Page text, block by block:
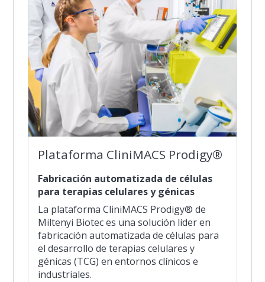
Plataforma CliniMACS Prodigy®
Fabricación automatizada de células
para terapias celulares y génicas
La plataforma CliniMACS Prodigy® de
Miltenyi Biotec es una solución líder en
fabricación automatizada de células para
el desarrollo de terapias celulares y
génicas (TCG) en entornos clínicos e
industriales.